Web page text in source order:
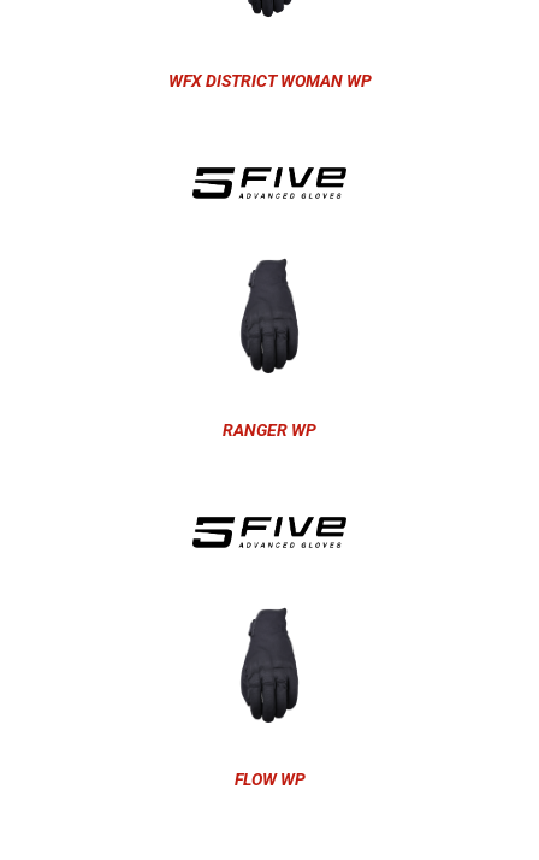
WFX DISTRICT WOMAN WP
RANGER WP
FLOW WP